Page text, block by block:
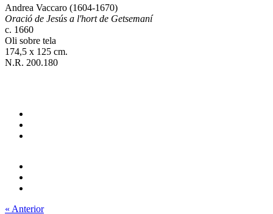
Andrea Vaccaro (1604-1670)
Oració de Jesús a l'hort de Getsemaní
c. 1660
Oli sobre tela
174,5 x 125 cm.
N.R. 200.180
« Anterior